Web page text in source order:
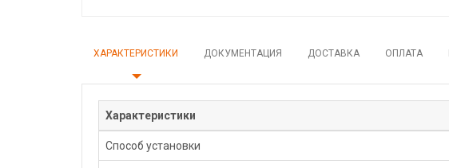
ХАРАКТЕРИСТИКИ ДОКУМЕНТАЦИЯ ДОСТАВКА ОПЛАТА
Характеристики
Способ установки